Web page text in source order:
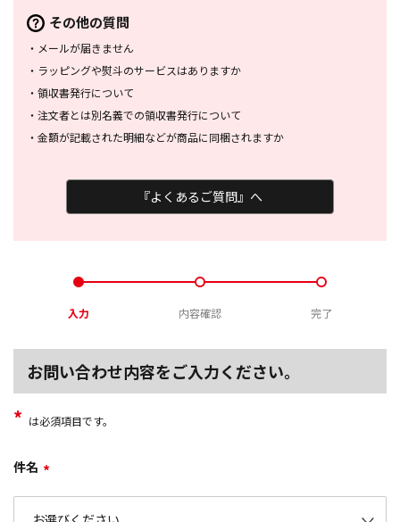
その他の質問
・ メールが届きません
・ ラッピングや熨斗のサービスはありますか
・ 領収書発行について
・ 注文者とは別名義での領収書発行について
・ 金額が記載された明細などが商品に同梱されますか
『よくあるご質問』へ
入力 内容確認 完了
お問い合わせ内容をご入力ください。
* は必須項目です。
件名 *